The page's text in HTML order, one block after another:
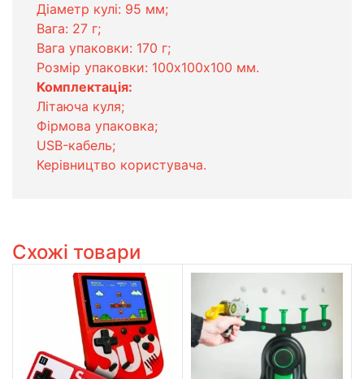
Діаметр кулі: 95 мм;
Вага: 27 г;
Вага упаковки: 170 г;
Розмір упаковки: 100х100х100 мм.
Комплектація:
Літаюча куля;
Фірмова упаковка;
USB-кабель;
Керівництво користувача.
Схожі товари